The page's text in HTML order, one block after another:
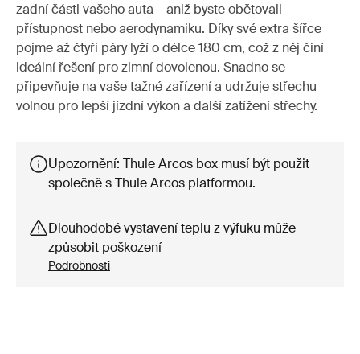
zadní části vašeho auta – aniž byste obětovali
přístupnost nebo aerodynamiku. Díky své extra šířce
pojme až čtyři páry lyží o délce 180 cm, což z něj činí
ideální řešení pro zimní dovolenou. Snadno se
připevňuje na vaše tažné zařízení a udržuje střechu
volnou pro lepší jízdní výkon a další zatížení střechy.
Upozornění: Thule Arcos box musí být použit
společně s Thule Arcos platformou.
Dlouhodobé vystavení teplu z výfuku může
způsobit poškození
Podrobnosti